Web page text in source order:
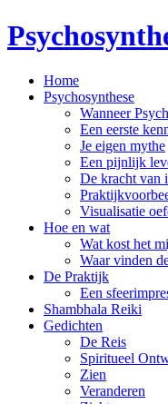
Home
Psychosynthese
Wanneer
Een eerste
Je eigen mythe
Een pijnlijk
De kracht van
Visualisatie
Hoe en wat
Wat kost het
Waar vinden
De Praktijk
Een
Shambhala Reiki
Gedichten
De Reis
Spiritueel
Zien
Veranderen